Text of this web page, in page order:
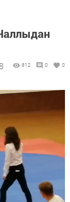
812 0 0